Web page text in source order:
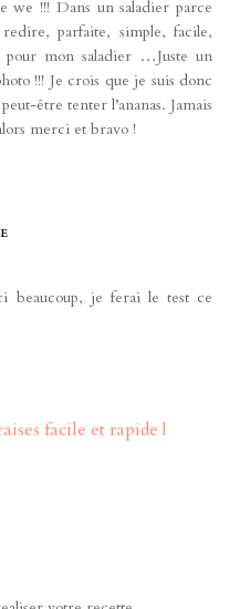
we !!! Dans un saladier parce
parfaite, simple, facile,
mon saladier …Juste un
!!! Je crois que je suis donc
être tenter l’ananas. Jamais
merci et bravo !
beaucoup, je ferai le test ce
facile et rapide |